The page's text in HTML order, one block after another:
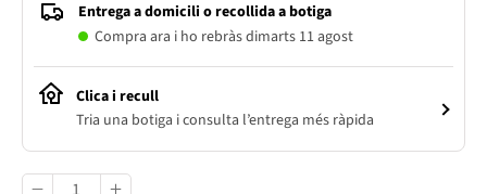
Entrega a domicili o recollida a botiga
Compra ara i ho rebràs dimarts 11 agost
Clica i recull
Tria una botiga i consulta l’entrega més ràpida